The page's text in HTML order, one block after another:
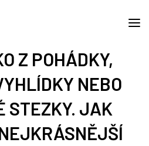
Z POHÁDKY,
NEBO
STEZKY. JAK